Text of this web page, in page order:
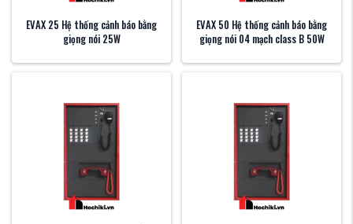
EVAX 25 Hệ thống cảnh báo bằng
giọng nói 25W
EVAX 50 Hệ thống cảnh báo bằng
giọng nói 04 mạch class B 50W